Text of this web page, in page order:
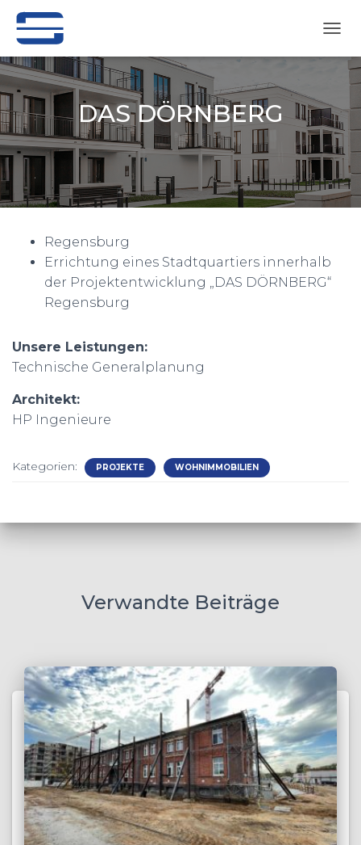
A
A
T
I
O
N
U
M
DAS DÖRNBERG
Veröffentlicht vonclam28. Februar 2023
Regensburg
Errichtung eines Stadtquartiers innerhalb
der Projektentwicklung „DAS DÖRNBERG“
Regensburg
Unsere Leistungen:
Technische Generalplanung
Architekt:
HP Ingenieure
Kategorien: PROJEKTE WOHNIMMOBILIEN
Verwandte Beiträge